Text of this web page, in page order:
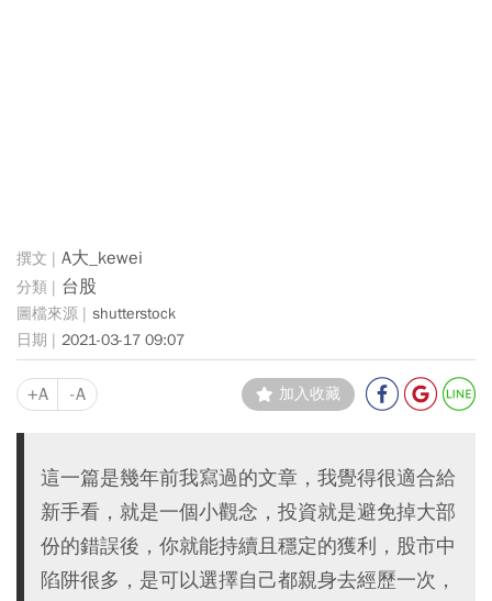
A大_kewei
台股
shutterstock
2021-03-17 09:07
+A -A 加入收藏
這一篇是幾年前我寫過的文章，我覺得很適合給
新手看，就是一個小觀念，投資就是避免掉大部
份的錯誤後，你就能持續且穩定的獲利，股市中
陷阱很多，是可以選擇自己都親身去經歷一次，